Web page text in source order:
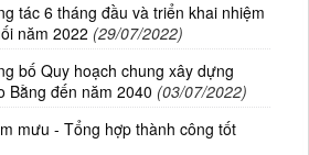
tác 6 tháng đầu và triển khai nhiệm
năm 2022 (29/07/2022)
bố Quy hoạch chung xây dựng
Bằng đến năm 2040 (03/07/2022)
mưu - Tổng hợp thành công tốt